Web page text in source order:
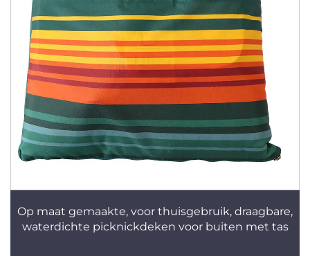
Op maat gemaakte, voor thuisgebruik, draagbare,
waterdichte picknickdeken voor buiten met tas